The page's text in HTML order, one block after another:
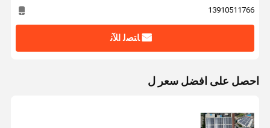
13910511766
ﺎﺘﺼﻟ ﺍﻶﻧ
احصل على افضل سعر ل